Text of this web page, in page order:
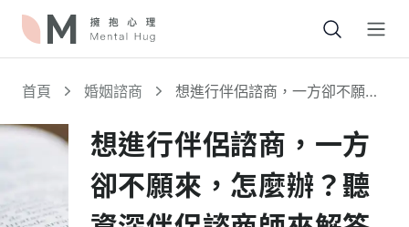
首頁 婚姻諮商
想進行伴侶諮商，一方卻不願
來解答
想進行伴侶諮商，一方
卻不願來，怎麼辦？聽